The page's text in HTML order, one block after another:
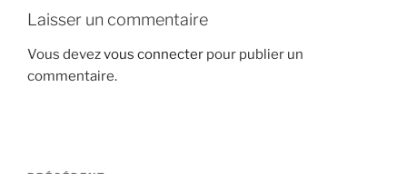
Laisser un commentaire
Vous devezvous connecter pour publier un
commentaire.
Navigation